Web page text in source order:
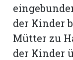
der Kinder
Mütter zu
der Kinder